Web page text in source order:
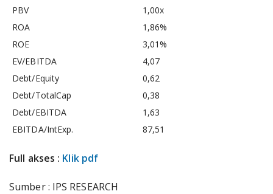
PBV
1,00x
ROA
1,86%
ROE
3,01%
EV/EBITDA
4,07
Debt/Equity
0,62
Debt/TotalCap
0,38
Debt/EBITDA
1,63
EBITDA/IntExp.
87,51
Full akses : Klik pdf
Sumber : IPS RESEARCH